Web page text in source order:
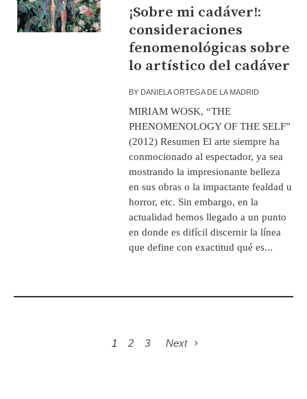
¡Sobre mi cadáver!:
consideraciones
fenomenológicas sobre
lo artístico del cadáver
BY DANIELA ORTEGA DE LA MADRID
MIRIAM WOSK, “THE
PHENOMENOLOGY OF THE SELF”
(2012) Resumen El arte siempre ha
conmocionado al espectador, ya sea
mostrando la impresionante belleza
en sus obras o la impactante fealdad u
horror, etc. Sin embargo, en la
actualidad hemos llegado a un punto
en donde es difícil discernir la línea
que define con exactitud qué es...
1 2 3 Next